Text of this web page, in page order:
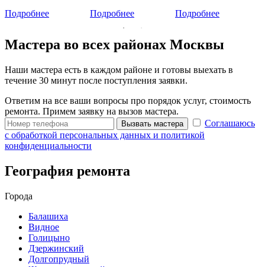
Подробнее
Подробнее
Подробнее
Мастера во всех районах Москвы
Наши мастера есть в каждом районе и готовы выехать в
течение 30 минут после поступления заявки.
Ответим на все ваши вопросы про порядок услуг, стоимость
ремонта. Примем заявку на вызов мастера.
Вызвать мастера
Соглашаюсь
с обработкой персональных данных и политикой
конфиденциальности
География ремонта
Города
Балашиха
Видное
Голицыно
Дзержинский
Долгопрудный